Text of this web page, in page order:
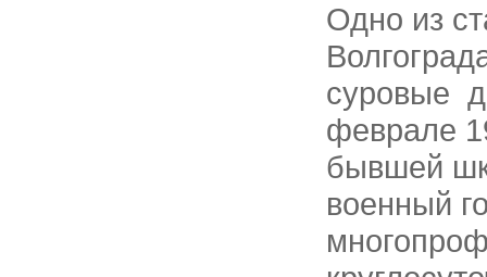
Одно из
суровые
феврале
бывшей
военный